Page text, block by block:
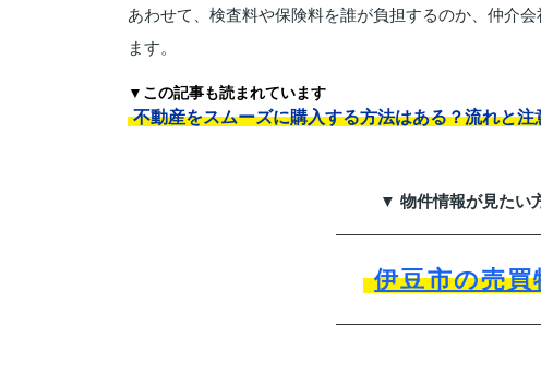
あわせて、検査料や保険料を誰が負担するのか、仲介
ます。
▼この記事も読まれています
不動産をスムーズに購入する方法はある？流れと注
▼ 物件情報が見たい
伊豆市の売